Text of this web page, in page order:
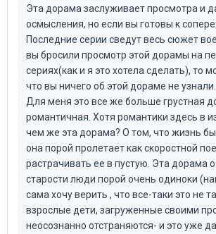
Эта дорама заслуживает просмотра и
осмысления, но если вы готовы к
Последние серии сведут весь сюжет
вы бросили просмотр этой дорамы на
сериях(как и я это хотела сделать), то
что вы ничего об этой дораме не узнали.
Для меня это все же больше грустная
романтичная. Хотя романтики здесь в
чем же эта дорама? О том, что жизнь
она порой пролетает как скоростной
растрачивать ее в пустую. Эта дорама
старости люди порой очень одиноки
сама хочу верить , что все-таки это не
взрослые дети, загруженные своими
неосознанно отстраняются- и это уже